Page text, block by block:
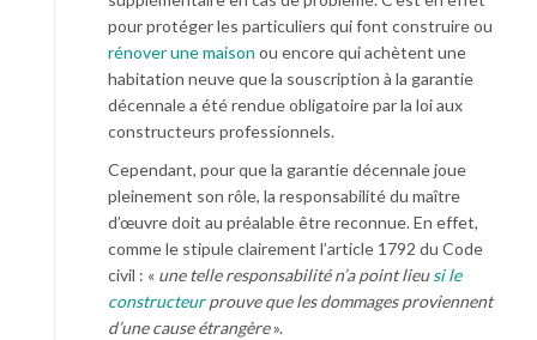
pour protéger les particuliers qui font construire ou
rénover une maison ou encore qui achètent une
habitation neuve que la souscription à la garantie
décennale a été rendue obligatoire par la loi aux
constructeurs professionnels.
Cependant, pour que la garantie décennale joue
pleinement son rôle, la responsabilité du maître
d’œuvre doit au préalable être reconnue. En effet,
comme le stipule clairement l’article 1792 du Code
civil : « une telle responsabilité n’a point lieusi le
constructeurprouve que les dommages proviennent
d’une cause étrangère».